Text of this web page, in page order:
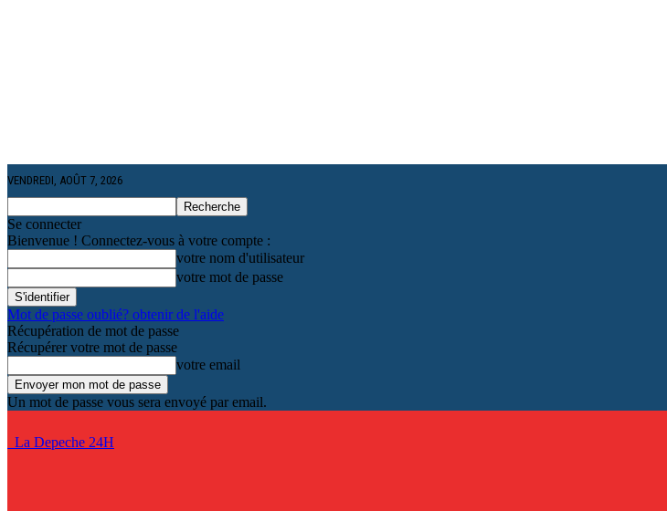
VENDREDI, AOÛT 7, 2026
Se connecter
Bienvenue ! Connectez-vous à votre compte :
votre nom d'utilisateur
votre mot de passe
Mot de passe oublié? obtenir de l'aide
Récupération de mot de passe
Récupérer votre mot de passe
votre email
Un mot de passe vous sera envoyé par email.
La Depeche 24H